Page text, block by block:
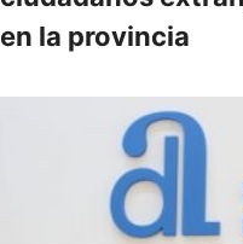
en la provincia